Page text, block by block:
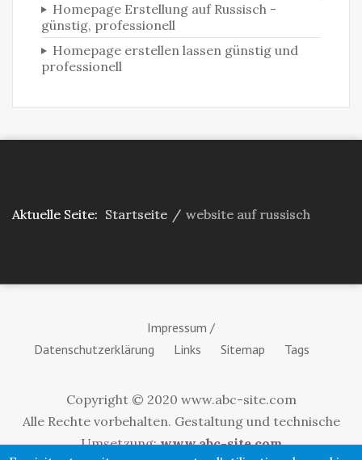
Homepage Erstellung auf Russisch -
günstig, professionell
Homepage erstellen lassen günstig und
professionell
Aktuelle Seite: Startseite / website auf russisch
Impressum /
Datenschutzerklärung
Links Sitemap Tags
Copyright © 2020 www.abc-site.com
Alle Rechte vorbehalten. Gestaltung und technische
Umsetzung:www.abc-site.com